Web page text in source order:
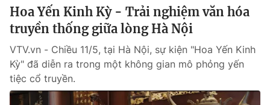
Hoa Yến Kinh Kỳ - Trải nghiệm văn hóa
truyền thống giữa lòng Hà Nội
VTV.vn - Chiều 11/5, tại Hà Nội, sự kiện "Hoa Yến Kinh
Kỳ" đã diễn ra trong một không gian mô phỏng yến
tiệc cổ truyền.